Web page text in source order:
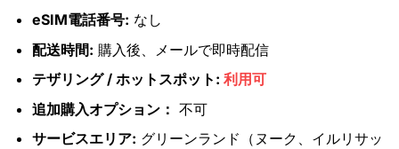
eSIM電話番号: なし
配送時間: 購入後、メールで即時配信
テザリング / ホットスポット: 利用可
追加購入オプション： 不可
サービスエリア: グリーンランド（ヌーク、イルリサッ